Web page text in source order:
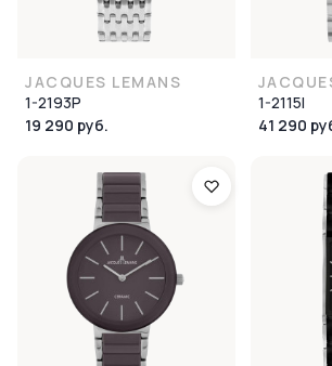
JACQUES LEMANS
1-2193P
19 290 руб.
1-2115I
41 290